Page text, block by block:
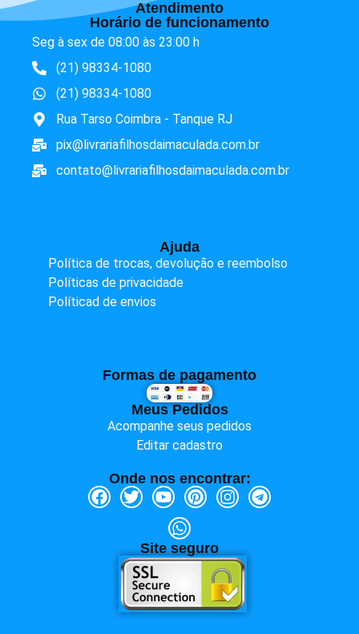
Atendimento
Horário de funcionamento
Seg à sex de 08:00 às 23:00 h
(21) 98334-1080
(21) 98334-1080
Rua Tarso Coimbra - Tanque RJ
pix@livrariafilhosdaimaculada.com.br
contato@livrariafilhosdaimaculada.com.br
Ajuda
Política de trocas, devolução e reembolso
Políticas de privacidade
Políticad de envios
Formas de pagamento
Meus Pedidos
Acompanhe seus pedidos
Editar cadastro
Onde nos encontrar:
Site seguro